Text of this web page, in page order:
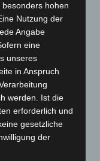
wurde am
vorgeführt.
gegen den Mann
des
an.
hohen
Nutzung der
Angabe
eine
unseres
in Anspruch
werden. Ist die
erforderlich und
gesetzliche
der